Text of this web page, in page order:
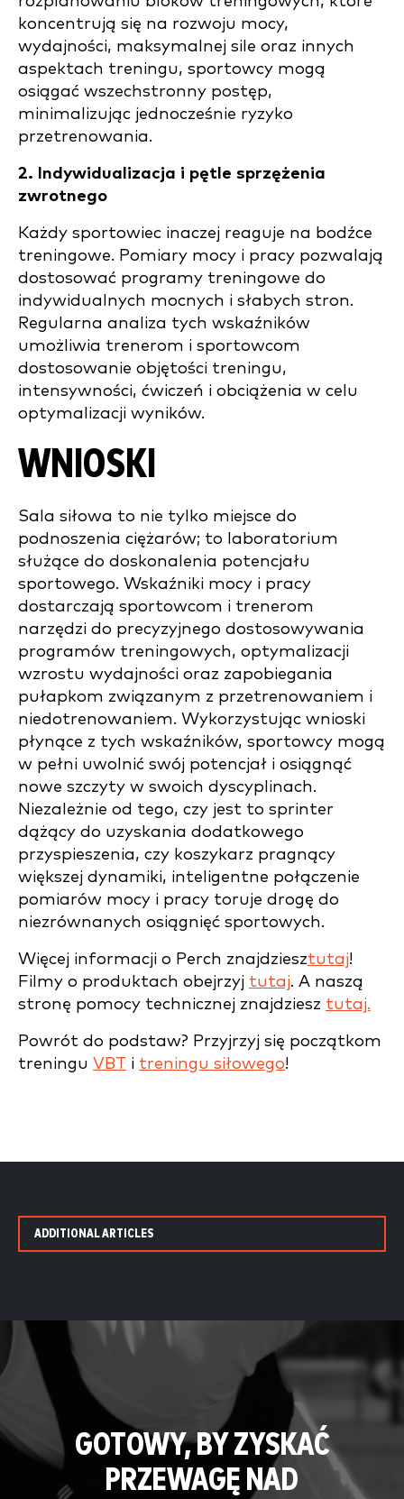
koncentrują się na rozwoju mocy,
wydajności, maksymalnej sile oraz innych
aspektach treningu, sportowcy mogą
osiągać wszechstronny postęp,
minimalizując jednocześnie ryzyko
przetrenowania.
2. Indywidualizacja i pętle sprzężenia
zwrotnego
Każdy sportowiec inaczej reaguje na bodźce
treningowe. Pomiary mocy i pracy pozwalają
dostosować programy treningowe do
indywidualnych mocnych i słabych stron.
Regularna analiza tych wskaźników
umożliwia trenerom i sportowcom
dostosowanie objętości treningu,
intensywności, ćwiczeń i obciążenia w celu
optymalizacji wyników.
WNIOSKI
Sala siłowa to nie tylko miejsce do
podnoszenia ciężarów; to laboratorium
służące do doskonalenia potencjału
sportowego. Wskaźniki mocy i pracy
dostarczają sportowcom i trenerom
narzędzi do precyzyjnego dostosowywania
programów treningowych, optymalizacji
wzrostu wydajności oraz zapobiegania
pułapkom związanym z przetrenowaniem i
niedotrenowaniem. Wykorzystując wnioski
płynące z tych wskaźników, sportowcy mogą
w pełni uwolnić swój potencjał i osiągnąć
nowe szczyty w swoich dyscyplinach.
Niezależnie od tego, czy jest to sprinter
dążący do uzyskania dodatkowego
przyspieszenia, czy koszykarz pragnący
większej dynamiki, inteligentne połączenie
pomiarów mocy i pracy toruje drogę do
niezrównanych osiągnięć sportowych.
Więcej informacji o Perch znajdziesztutaj!
Filmy o produktach obejrzyj tutaj. A naszą
stronę pomocy technicznej znajdziesz tutaj.
Powrót do podstaw? Przyjrzyj się początkom
treningu VBT i treningu siłowego!
ADDITIONAL ARTICLES
GOTOWY, BY ZYSKAĆ
PRZEWAGĘ NAD